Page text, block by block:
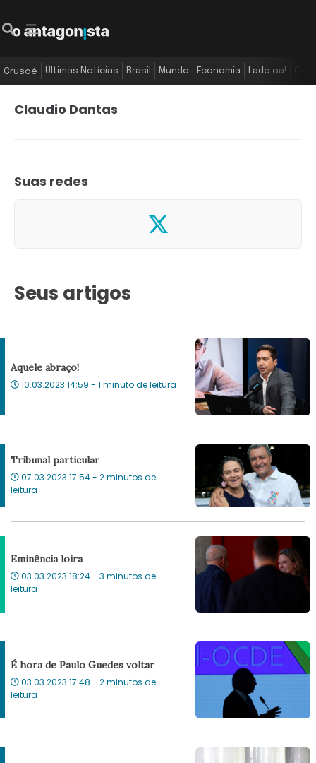
Crusoé Últimas Notícias Brasil Mundo Economia Lado oa!
Claudio Dantas
Suas redes
Seus artigos
Aquele abraço!
10.03.2023 14:59 - 1 minuto de leitura
Tribunal particular
07.03.2023 17:54 - 2 minutos de
leitura
Eminência loira
03.03.2023 18:24 - 3 minutos de
leitura
É hora de Paulo Guedes voltar
03.03.2023 17:48 - 2 minutos de
leitura